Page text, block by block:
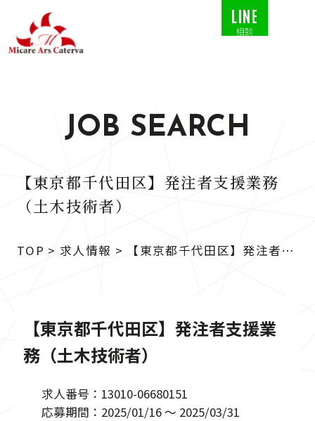
LINE
相談
JOB SEARCH
【東京都千代田区】発注者支援業務
（土木技術者）
TOP > 求人情報 > 【東京都千代田区】発注者支
援業務（土木技術者）
【東京都千代田区】発注者支援業
務（土木技術者）
求人番号： 13010-06680151
応募期間： 2025/01/16 ～ 2025/03/31